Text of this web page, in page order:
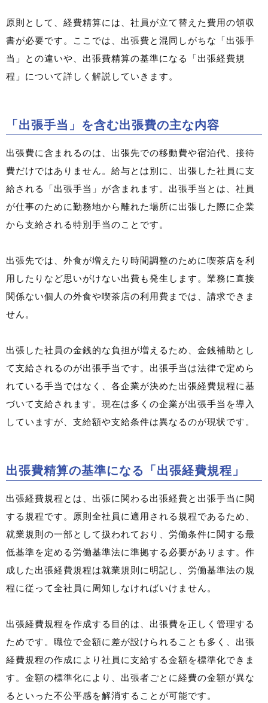
原則として、経費精算には、社員が立て替えた費用の領収
書が必要です。ここでは、出張費と混同しがちな「出張手
当」との違いや、出張費精算の基準になる「出張経費規
程」について詳しく解説していきます。
「出張手当」を含む出張費の主な内容
出張費に含まれるのは、出張先での移動費や宿泊代、接待
費だけではありません。給与とは別に、出張した社員に支
給される「出張手当」が含まれます。出張手当とは、社員
が仕事のために勤務地から離れた場所に出張した際に企業
から支給される特別手当のことです。
出張先では、外食が増えたり時間調整のために喫茶店を利
用したりなど思いがけない出費も発生します。業務に直接
関係ない個人の外食や喫茶店の利用費までは、請求できま
せん。
出張した社員の金銭的な負担が増えるため、金銭補助とし
て支給されるのが出張手当です。出張手当は法律で定めら
れている手当ではなく、各企業が決めた出張経費規程に基
づいて支給されます。現在は多くの企業が出張手当を導入
していますが、支給額や支給条件は異なるのが現状です。
出張費精算の基準になる「出張経費規程」
出張経費規程とは、出張に関わる出張経費と出張手当に関
する規程です。原則全社員に適用される規程であるため、
就業規則の一部として扱われており、労働条件に関する最
低基準を定める労働基準法に準拠する必要があります。作
成した出張経費規程は就業規則に明記し、労働基準法の規
程に従って全社員に周知しなければいけません。
出張経費規程を作成する目的は、出張費を正しく管理する
ためです。職位で金額に差が設けられることも多く、出張
経費規程の作成により社員に支給する金額を標準化できま
す。金額の標準化により、出張者ごとに経費の金額が異な
るといった不公平感を解消することが可能です。